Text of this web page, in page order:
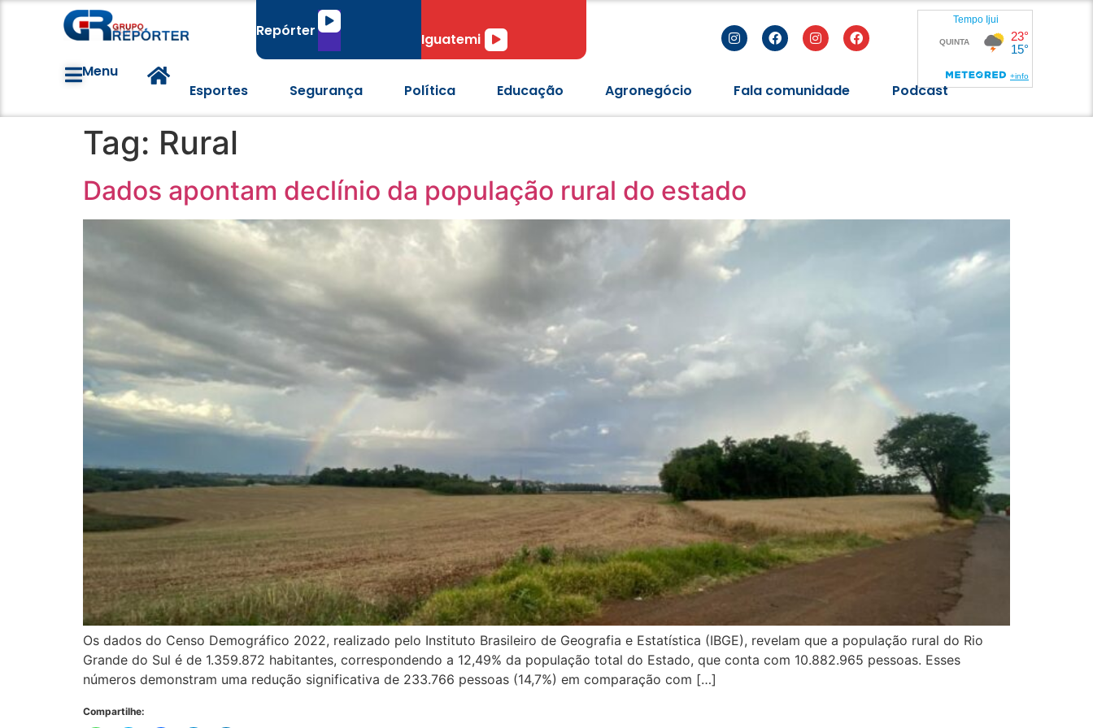
Repórter
Tocador
áudio
Iguatemi Tocador
de
Menu
Esportes
Segurança Política Educação Agronegócio Fala comunidade Podcast
Tag: Rural
Dados apontam declínio da população rural do estado
Os dados do Censo Demográfico 2022, realizado pelo Instituto Brasileiro de Geografia e Estatística (IBGE), revelam que a população rural do Rio
Grande do Sul é de 1.359.872 habitantes, correspondendo a 12,49% da população total do Estado, que conta com 10.882.965 pessoas. Esses
números demonstram uma redução significativa de 233.766 pessoas (14,7%) em comparação com […]
Compartilhe: